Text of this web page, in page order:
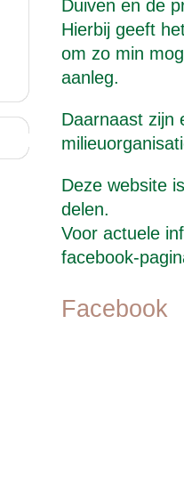
Duiven en de
Hierbij geeft
om zo min
aanleg.
Daarnaast zijn
Deze website
delen.
Voor actuele
facebook-
Facebook